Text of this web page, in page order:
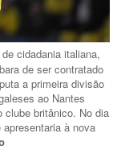
cidadania italiana,
de ser contratado
a primeira divisão
ao Nantes
clube britânico. No dia
à nova